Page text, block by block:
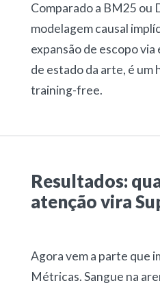
Comparado a BM25 ou
modelagem causal
expansão de escopo
de estado da arte, é um
training-free.
Resultados:
atenção vira
Agora vem a parte que
Métricas. Sangue na